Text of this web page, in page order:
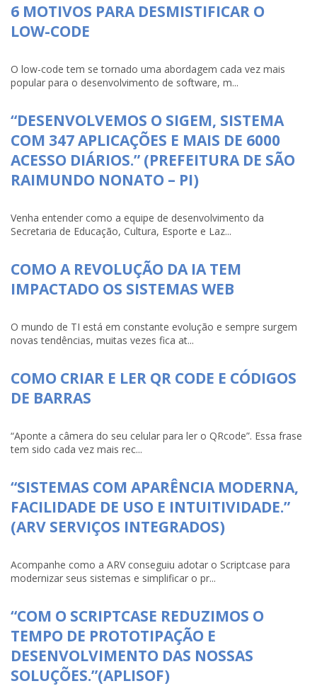
6 MOTIVOS PARA DESMISTIFICAR O
LOW-CODE
O low-code tem se tornado uma abordagem cada vez mais
popular para o desenvolvimento de software, m...
“DESENVOLVEMOS O SIGEM, SISTEMA
COM 347 APLICAÇÕES E MAIS DE 6000
ACESSO DIÁRIOS.” (PREFEITURA DE SÃO
RAIMUNDO NONATO – PI)
Venha entender como a equipe de desenvolvimento da
Secretaria de Educação, Cultura, Esporte e Laz...
COMO A REVOLUÇÃO DA IA TEM
IMPACTADO OS SISTEMAS WEB
O mundo de TI está em constante evolução e sempre surgem
novas tendências, muitas vezes fica at...
COMO CRIAR E LER QR CODE E CÓDIGOS
DE BARRAS
“Aponte a câmera do seu celular para ler o QRcode”. Essa frase
tem sido cada vez mais rec...
“SISTEMAS COM APARÊNCIA MODERNA,
FACILIDADE DE USO E INTUITIVIDADE.”
(ARV SERVIÇOS INTEGRADOS)
Acompanhe como a ARV conseguiu adotar o Scriptcase para
modernizar seus sistemas e simplificar o pr...
“COM O SCRIPTCASE REDUZIMOS O
TEMPO DE PROTOTIPAÇÃO E
DESENVOLVIMENTO DAS NOSSAS
SOLUÇÕES.”(APLISOF)